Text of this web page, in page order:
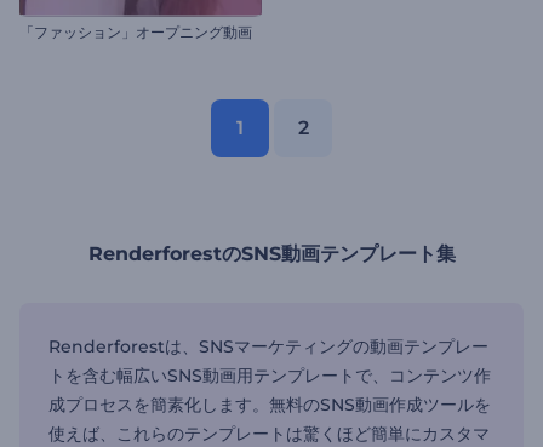
「ファッション」オープニング動画
1 2
RenderforestのSNS動画テンプレート集
Renderforestは、SNSマーケティングの動画テンプレー
トを含む幅広いSNS動画用テンプレートで、コンテンツ作
成プロセスを簡素化します。無料のSNS動画作成ツールを
使えば、これらのテンプレートは驚くほど簡単にカスタマ